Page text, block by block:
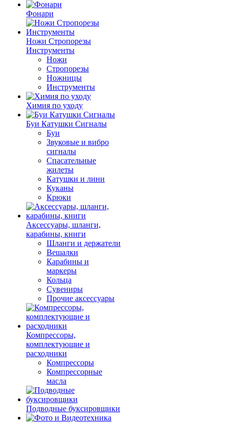
Фонари
Ножи Стропорезы
Инструменты
Ножи
Стропорезы
Ножницы
Инструменты
Химия по уходу
Буи Катушки Сигналы
Буи
Звуковые и вибро
сигналы
Спасательные
жилеты
Катушки и лини
Куканы
Крюки
Аксессуары, шланги,
карабины, книги
Шланги и держатели
Вешалки
Карабины и
маркеры
Кольца
Сувениры
Прочие аксессуары
Компрессоры,
комплектующие и
расходники
Компрессоры
Компрессорные
масла
Подводные буксировщики